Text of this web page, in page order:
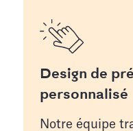
Design de
personnalisé
Notre équipe